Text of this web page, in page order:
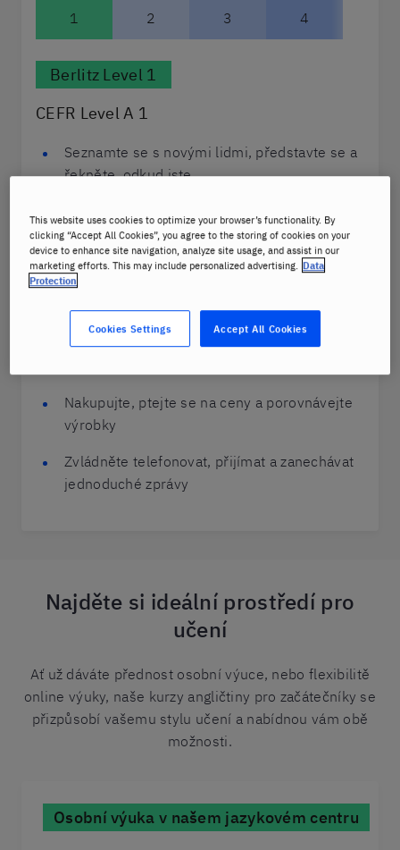
Berlitz Level 1
CEFR Level A 1
Seznamte se s novými lidmi, představte se a
řekněte, odkud jste
svých oblíbených pokrmech
Popište svou práci a základní činnosti, které
děláte
Domluvte si schůzku, ptejte se a uveďte čas
Nakupujte, ptejte se na ceny a porovnávejte
výrobky
Zvládněte telefonovat, přijímat a zanechávat
jednoduché zprávy
1 2 3 4
Najděte si ideální prostředí pro
učení
Ať už dáváte přednost osobní výuce, nebo flexibilitě
online výuky, naše kurzy angličtiny pro začátečníky se
přizpůsobí vašemu stylu učení a nabídnou vám obě
možnosti.
Osobní výuka v našem jazykovém centru
This website uses cookies to optimize your browser’s functionality. By
clicking “Accept All Cookies”, you agree to the storing of cookies on your
device to enhance site navigation, analyze site usage, and assist in our
marketing efforts. This may include personalized advertising. Data
Protection
Accept All Cookies
Cookies Settings